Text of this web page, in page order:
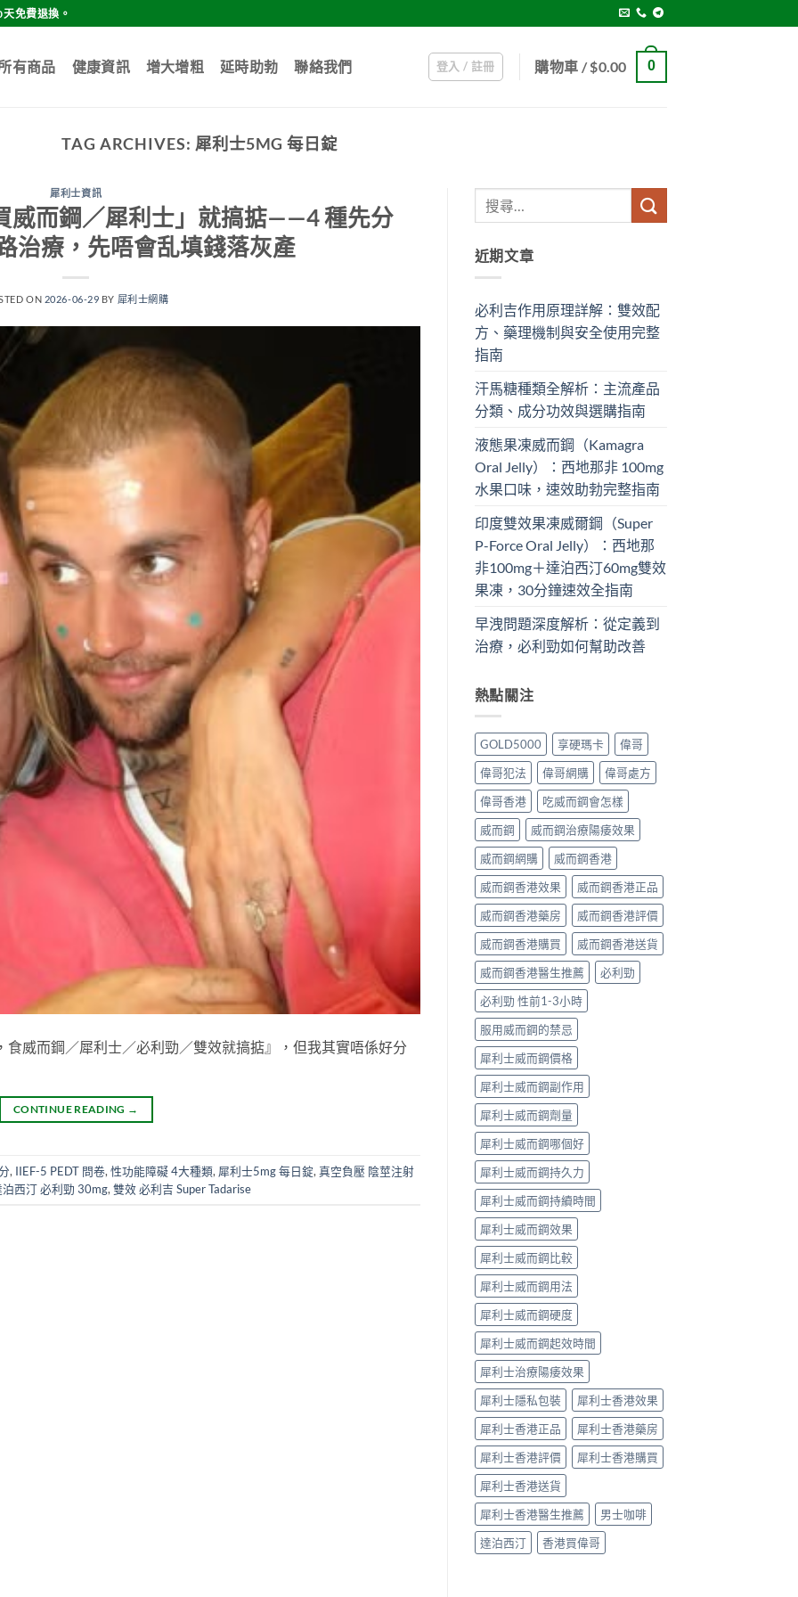
免費退換。
有商品 健康資訊 增大增粗 延時助勃 聯絡我們 登入 / 註冊 購物車 /$0.00 0
TAG ARCHIVES: 犀利士5MG 每日錠
犀利士資訊
威而鋼／犀利士」就搞掂——4 種先分
治療，先唔會乱填錢落灰產
ON 2026-06-29 BY 犀利士網購
威而鋼／犀利士／必利勁／雙效就搞掂』，但我其實唔係好分
CONTINUE READING →
, IIEF-5 PEDT 問卷, 性功能障礙 4大種類, 犀利士5mg 每日錠, 真空負壓 陰莖注射
泊西汀 必利勁 30mg, 雙效 必利吉 Super Tadarise
近期文章
必利吉作用原理詳解：雙效配
方、藥理機制與安全使用完整
指南
汗馬糖種類全解析：主流產品
分類、成分功效與選購指南
液態果凍威而鋼（Kamagra
Oral Jelly）：西地那非 100mg​
水果口味，速效助勃完整指南
印度雙效果凍威爾鋼（Super
P-Force Oral Jelly）：西地那
非100mg＋達泊西汀60mg雙效
果凍，30分鐘速效全指南
早洩問題深度解析：從定義到
治療，必利勁如何幫助改善
熱點關注
GOLD5000 享硬瑪卡
偉哥
偉哥犯法
偉哥網購
偉哥處方
偉哥香港
吃威而鋼會怎樣
威而鋼
威而鋼治療陽痿效果
威而鋼網購
威而鋼香港
威而鋼香港效果
威而鋼香港正品
威而鋼香港藥房
威而鋼香港評價
威而鋼香港購買
威而鋼香港送貨
威而鋼香港醫生推薦
必利勁
必利勁 性前1-3小時
服用威而鋼的禁忌
犀利士威而鋼價格
犀利士威而鋼副作用
犀利士威而鋼劑量
犀利士威而鋼哪個好
犀利士威而鋼持久力
犀利士威而鋼持續時間
犀利士威而鋼效果
犀利士威而鋼比較
犀利士威而鋼用法
犀利士威而鋼硬度
犀利士威而鋼起效時間
犀利士治療陽痿效果
犀利士隱私包裝
犀利士香港效果
犀利士香港正品
犀利士香港藥房
犀利士香港評價
犀利士香港購買
犀利士香港送貨
犀利士香港醫生推薦
男士咖啡
達泊西汀
香港買偉哥